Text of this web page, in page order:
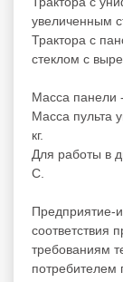
увеличенным
Трактора с
стеклом с
Масса панели
Масса пульта
кг.
Для работы в
С.
Предприятие-
соответствия
требованиям
потребителем